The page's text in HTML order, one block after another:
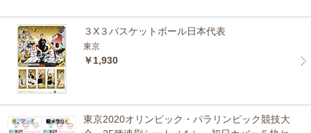
３X３バスケットボール日本代表
東京
￥1,930
東京2020オリンピック・パラリンピック競技大